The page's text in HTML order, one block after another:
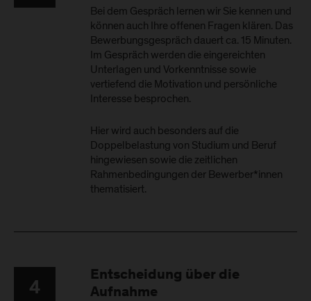
Bei dem Gespräch lernen wir Sie kennen und
können auch Ihre offenen Fragen klären. Das
Bewerbungsgespräch dauert ca. 15 Minuten.
Im Gespräch werden die eingereichten
Unterlagen und Vorkenntnisse sowie
vertiefend die Motivation und persönliche
Interesse besprochen.
Hier wird auch besonders auf die
Doppelbelastung von Studium und Beruf
hingewiesen sowie die zeitlichen
Rahmenbedingungen der Bewerber*innen
thematisiert.
4
Entscheidung über die
Aufnahme